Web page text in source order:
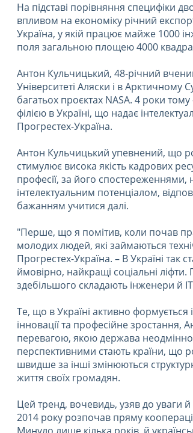
На підставі порівняння специфіки
впливом на економіку річний
Україна, у якій працює майже 1000
поля загальною площею 4000
Антон Кульчицький, 48-річний
Університеті Аляски і в
багатьох проєктах NASA. 4 роки
філією в Україні, що надає
Прогрестех-Україна.
Антон Кульчицький упевнений, що
стимулює висока якість кадрових
професії, за його
інтелектуальним потенціалом,
бажанням учитися далі.
"Перше, що я помітив, коли почав
молодих людей, які займаються
Прогрестех-Україна. – В Україні так
ймовірно, найкращі соціальні ліфти.
здебільшого складають інженери й
Те, що в Україні активно
інновації та професійне
перевагою, якою держава неодмінно
перспективними стають країни, що
швидше за інші змінюються
життя своїх громадян.
Цей тренд, вочевидь, узяв до уваги
2014 року розпочав пряму